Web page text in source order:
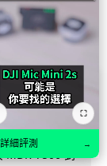
89
式監聽
人聲利器
MDR-7506 到
⛶
細評測 →